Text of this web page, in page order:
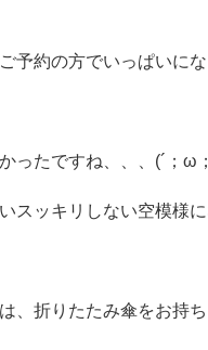
予約の方でいっぱいにな
ったですね、、、(´；ω
スッキリしない空模様に
、折りたたみ傘をお持ち